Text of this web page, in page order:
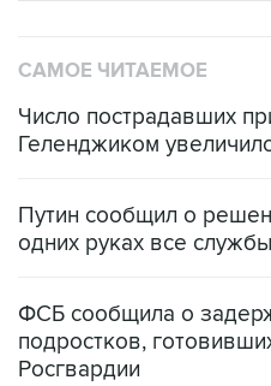
САМОЕ ЧИТАЕМОЕ
Число пострадавших
Геленджиком
Путин сообщил о
одних руках все
ФСБ сообщила о
подростков,
Росгвардии